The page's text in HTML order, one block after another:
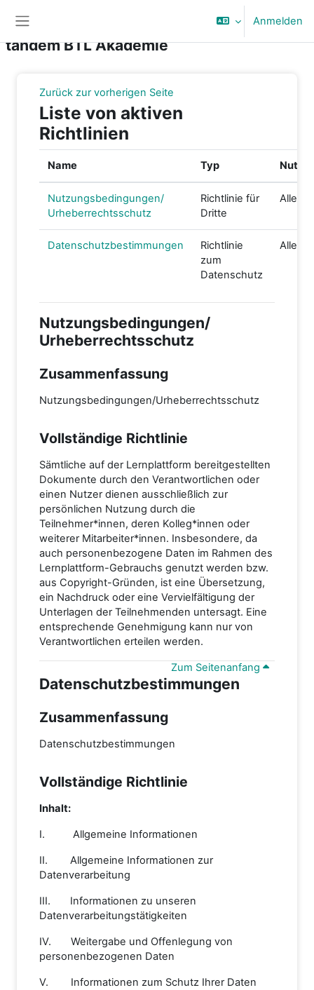
Anmelden
tandem BTL Akademie
Zurück zur vorherigen Seite
Liste von aktiven
Richtlinien
Name Typ
Nutzungsbedingungen/
Urheberrechtsschutz
Richtlinie für
Dritte
Alle
Datenschutzbestimmungen
Richtlinie
zum
Datenschutz
Alle
Nutzungsbedingungen/
Urheberrechtsschutz
Zusammenfassung
Nutzungsbedingungen/Urheberrechtsschutz
Vollständige Richtlinie
Sämtliche auf der Lernplattform bereitgestellten
Dokumente durch den Verantwortlichen oder
einen Nutzer dienen ausschließlich zur
persönlichen Nutzung durch die
Teilnehmer*innen, deren Kolleg*innen oder
weiterer Mitarbeiter*innen. Insbesondere, da
auch personenbezogene Daten im Rahmen des
Lernplattform-Gebrauchs genutzt werden bzw.
aus Copyright-Gründen, ist eine Übersetzung,
ein Nachdruck oder eine Vervielfältigung der
Unterlagen der Teilnehmenden untersagt. Eine
entsprechende Genehmigung kann nur von
Verantwortlichen erteilen werden.
Zum Seitenanfang
Datenschutzbestimmungen
Zusammenfassung
Datenschutzbestimmungen
Vollständige Richtlinie
Inhalt:
I. Allgemeine Informationen
II. Allgemeine Informationen zur
Datenverarbeitung
III. Informationen zu unseren
Datenverarbeitungstätigkeiten
IV. Weitergabe und Offenlegung von
personenbezogenen Daten
V. Informationen zum Schutz Ihrer Daten